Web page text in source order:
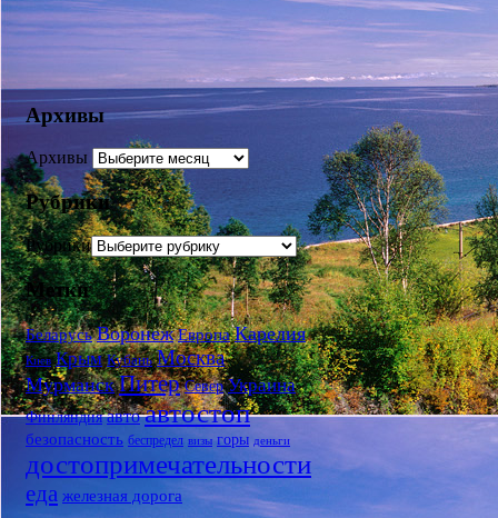
Архивы
Архивы
Рубрики
Рубрики
Метки
Беларусь Воронеж Европа Карелия
Киев Крым Кубань Москва
Мурманск Питер Север Украина
Финляндия авто автостоп
безопасность беспредел визы горы деньги
достопримечательности
еда железная дорога